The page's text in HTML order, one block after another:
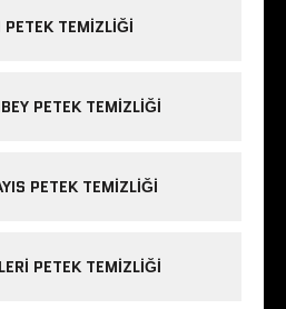
PETEK TEMIZLIĞI
PETEK TEMIZLIĞI
PETEK TEMIZLIĞI
PETEK TEMIZLIĞI